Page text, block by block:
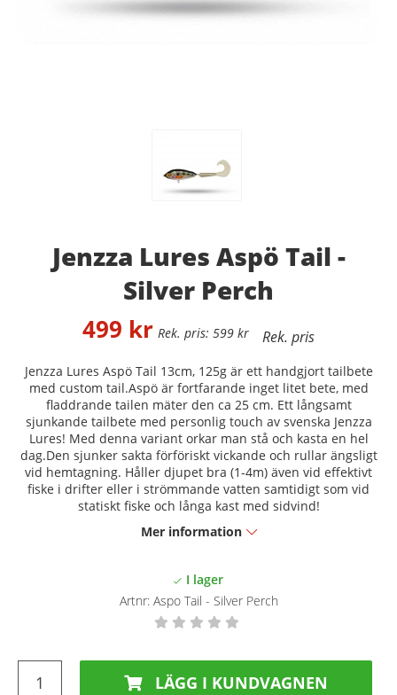
Jenzza Lures Aspö Tail -
Silver Perch
599 kr
499 kr
Jenzza Lures Aspö Tail 13cm, 125g är ett handgjort tailbete
med custom tail.Aspö är fortfarande inget litet bete, med
fladdrande tailen mäter den ca 25 cm. Ett långsamt
sjunkande tailbete med personlig touch av svenska Jenzza
Lures! Med denna variant orkar man stå och kasta en hel
dag.Den sjunker sakta förföriskt vickande och rullar ängsligt
vid hemtagning. Håller djupet bra (1-4m) även vid effektivt
fiske i drifter eller i strömmande vatten samtidigt som vid
statiskt fiske och långa kast med sidvind!
Mer information
Artnr: Aspo Tail - Silver Perch
LÄGG I KUNDVAGNEN